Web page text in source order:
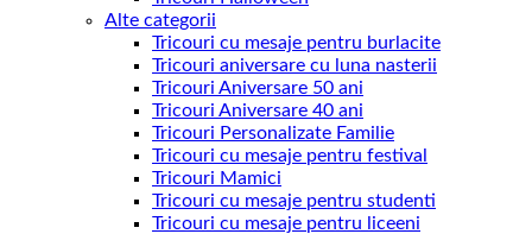
Alte categorii
Tricouri cu mesaje pentru burlacite
Tricouri aniversare cu luna nasterii
Tricouri Aniversare 50 ani
Tricouri Aniversare 40 ani
Tricouri Personalizate Familie
Tricouri cu mesaje pentru festival
Tricouri Mamici
Tricouri cu mesaje pentru studenti
Tricouri cu mesaje pentru liceeni